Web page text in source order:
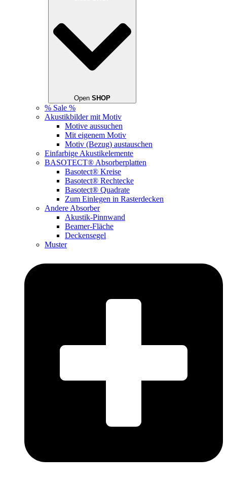
Open SHOP
% Sale %
Akustikbilder mit Motiv
Motive aussuchen
Mit eigenem Motiv
Motiv (Bezug) austauschen
Einfarbige Akustikelemente
BASOTECT® Absorberplatten
Basotect® Kreise
Basotect® Rechtecke
Basotect® Quadrate
Zum Einlegen in Rasterdecken
Andere Absorber
Akustik-Pinnwand
Beamer-Fläche
Deckensegel
Muster